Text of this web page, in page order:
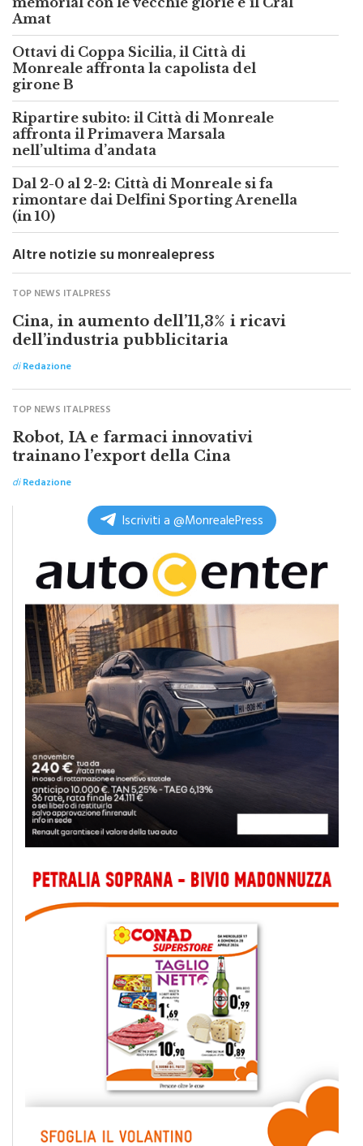
Amat
Ottavi di Coppa Sicilia, il Città di
Monreale affronta la capolista del
girone B
Ripartire subito: il Città di Monreale
affronta il Primavera Marsala
nell’ultima d’andata
Dal 2-0 al 2-2: Città di Monreale si fa
rimontare dai Delfini Sporting Arenella
(in 10)
Altre notizie su monrealepress
TOP NEWS ITALPRESS
Cina, in aumento dell’11,3% i ricavi
dell’industria pubblicitaria
diRedazione
TOP NEWS ITALPRESS
Robot, IA e farmaci innovativi
trainano l’export della Cina
diRedazione
Iscriviti a @MonrealePress